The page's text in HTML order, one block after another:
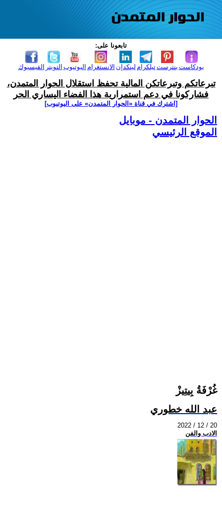
تابعونا على:
الفيسبوك التويتر اليوتيوب الانستغرام لينكدإن تيلكرامبنترست بودكاست
تبرعاتكم وتبرعاتكن المالية تحفظ استقلال الحوار المتمدن،
فشاركونا في دعم استمرارية هذا الفضاء اليساري الحر
[اشترك في قناة ‫«الحوار المتمدن» على اليوتيوب]
الحوار المتمدن - موبايل
الموقع الرئيسي
غُرْفَةُ بِيتِيزْ
عبد الله خطوري
2022 / 12 / 20
الادب والفن